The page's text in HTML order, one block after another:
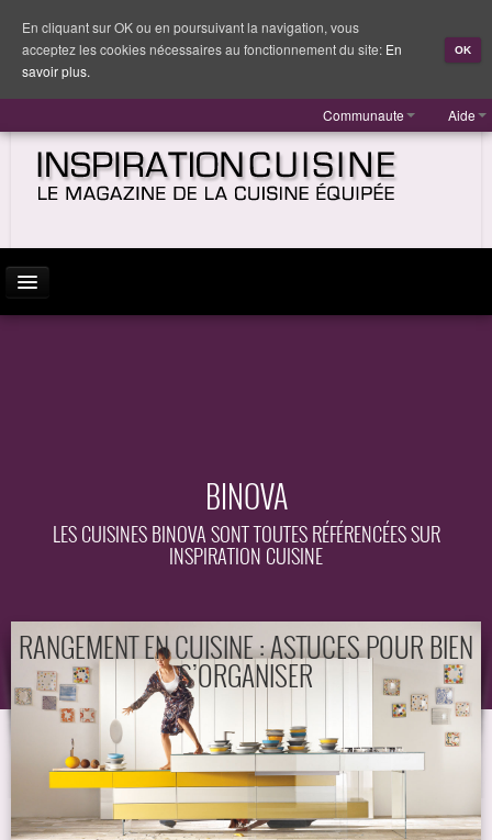
Communaute Aide
BINOVA
LES CUISINES BINOVA SONT TOUTES RÉFÉRENCÉES SUR
INSPIRATION CUISINE
RANGEMENT EN CUISINE : ASTUCES POUR BIEN
S’ORGANISER
En cliquant sur OK ou en poursuivant la navigation, vous
acceptez les cookies nécessaires au fonctionnement du site: En
savoir plus.
OK